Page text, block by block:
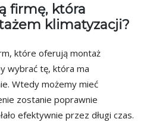
firmę, która
klimatyzacji?
które oferują montaż
wybrać tę, która ma
Wtedy możemy mieć
zostanie poprawnie
efektywnie przez długi czas.